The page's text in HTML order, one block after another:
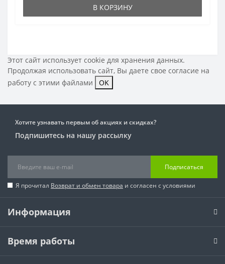
В КОРЗИНУ
Этот сайт использует cookie для хранения данных.
Продолжая использовать сайт, Вы даете свое согласие на
работу с этими файлами
OK
Хотите узнавать первым об акциях и скидках?
Подпишитесь на нашу рассылку
Подписаться
Я прочитал Возврат и обмен товара и согласен с условиями
Информация
Время работы